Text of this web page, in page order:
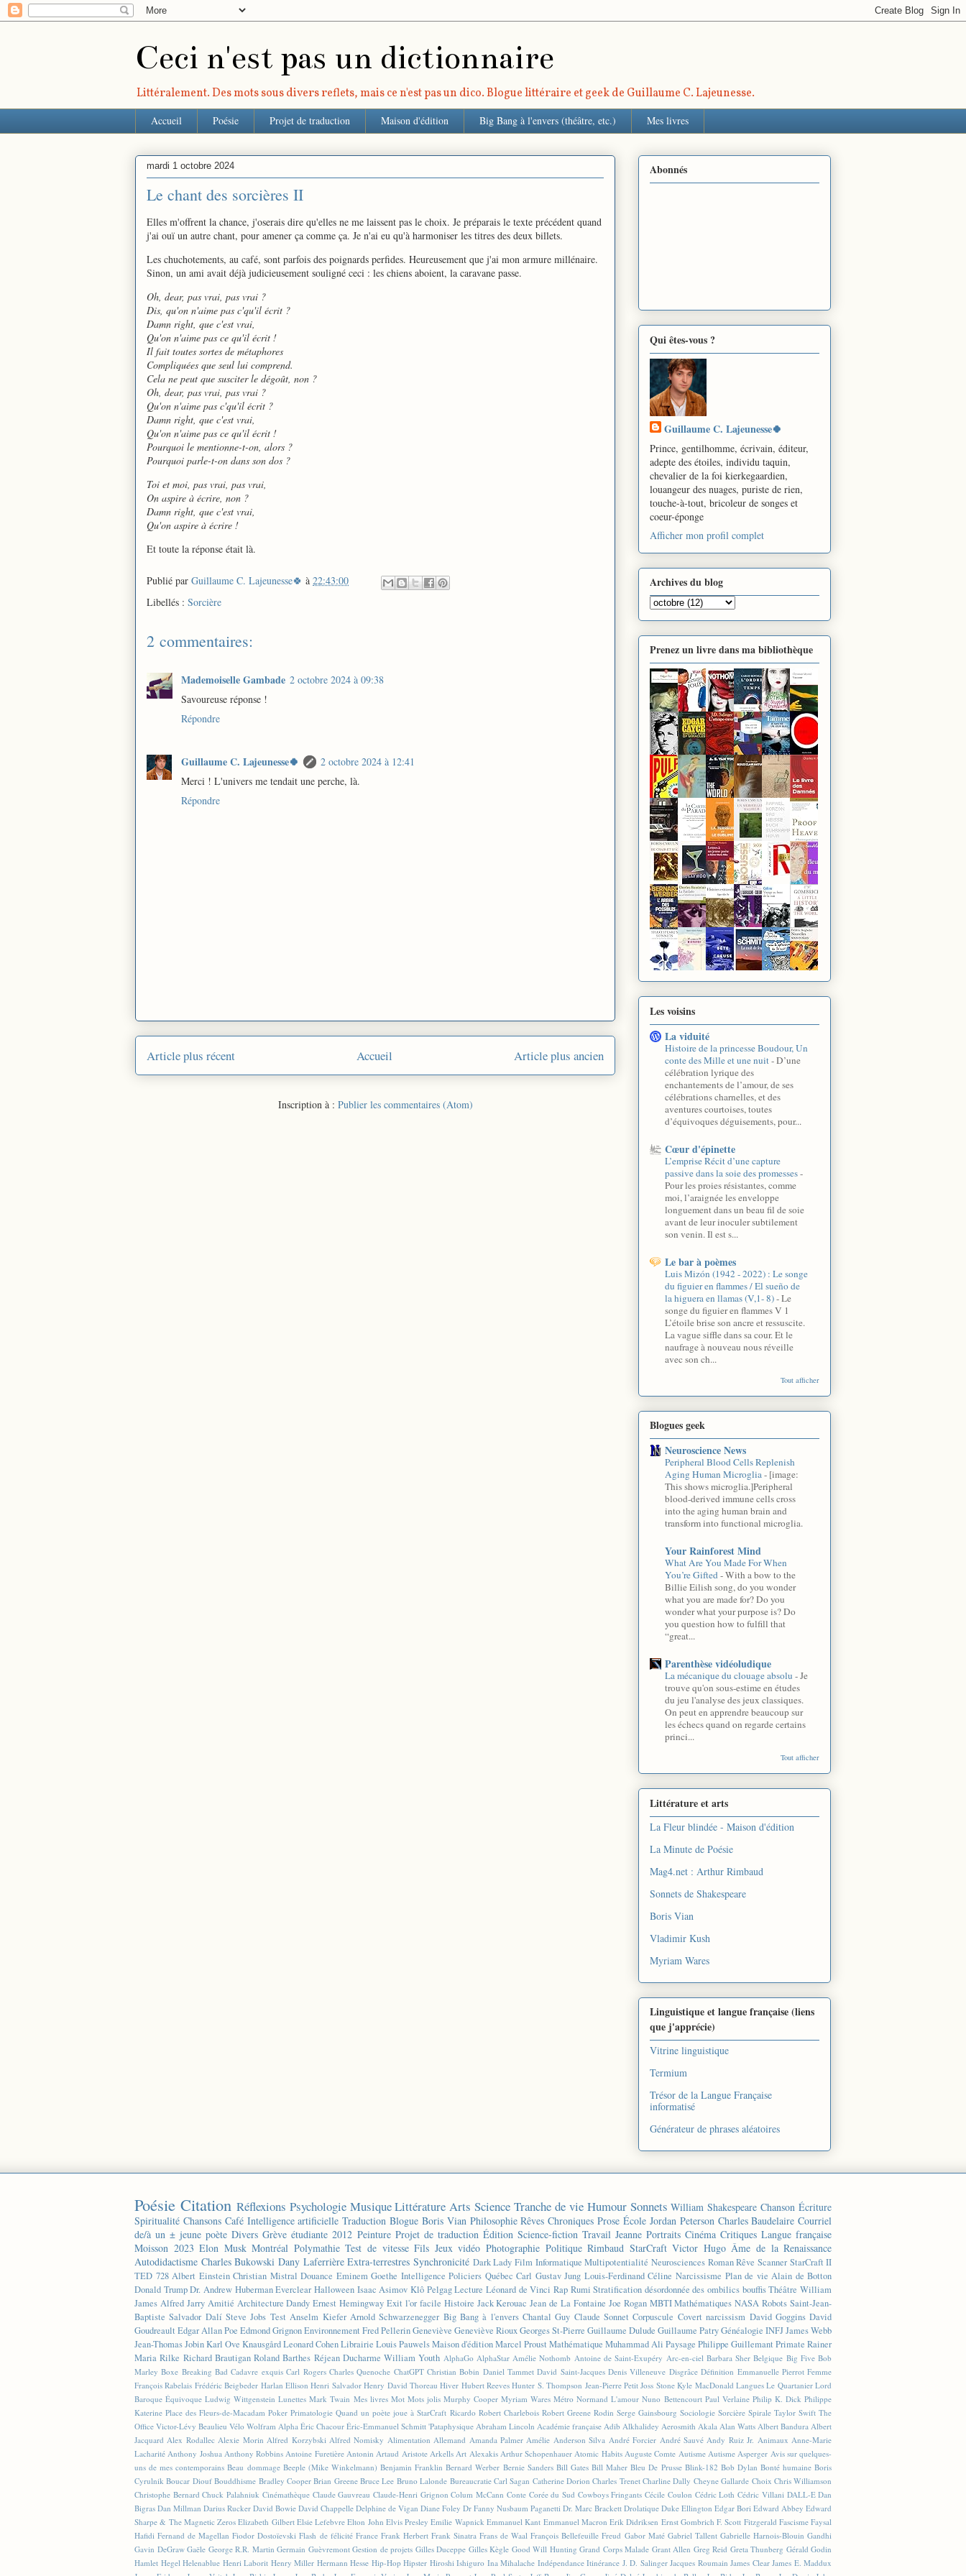
Ceci n'est pas un dictionnaire
Littéralement. Des mots sous divers reflets, mais ce n'est pas un dico. Blogue littéraire et geek de Guillaume C. Lajeunesse.
Accueil Poésie Projet de traduction Maison d'édition Big Bang à l'envers (théâtre, etc.) Mes livres
mardi 1 octobre 2024
Le chant des sorcières II
Elles m'offrent la chance, j'oserais dire qu'elles ne me laissent pas le choix. Je préparais le texte précédent quand
j'ai ouï un autre chant, pour amener ça comme ça. Je n'ai eu qu'à harmoniser les titres des deux billets.
Les chuchotements, au café, sont parfois des poignards perfides. Heureusement que j'ai mon armure millénaire.
Sinon, un ami avait déjà judicieusement souligné ceci : les chiens aboient, la caravane passe.
Oh, dear, pas vrai, pas vrai ?
Dis, qu'on n'aime pas c'qu'il écrit ?
Damn right, que c'est vrai,
Qu'on n'aime pas ce qu'il écrit !
Il fait toutes sortes de métaphores
Compliquées que seul lui comprend.
Cela ne peut que susciter le dégoût, non ?
Oh, dear, pas vrai, pas vrai ?
Qu'on n'aime pas c'qu'il écrit ?
Damn right, que c'est vrai,
Qu'on n'aime pas ce qu'il écrit !
Pourquoi le mentionne-t-on, alors ?
Pourquoi parle-t-on dans son dos ?
Toi et moi, pas vrai, pas vrai,
On aspire à écrire, non ?
Damn right, que c'est vrai,
Qu'on aspire à écrire !
Et toute la réponse était là.
Publié par Guillaume C. Lajeunesse🍀 à 22:43:00
Libellés : Sorcière
2 commentaires:
Mademoiselle Gambade 2 octobre 2024 à 09:38
Savoureuse réponse !
Répondre
Guillaume C. Lajeunesse🍀
2 octobre 2024 à 12:41
Merci ! L'univers me tendait une perche, là.
Répondre
Article plus récent Article plus ancien
Accueil
Inscription à : Publier les commentaires (Atom)
Abonnés
Qui êtes-vous ?
Guillaume C. Lajeunesse🍀
Prince, gentilhomme, écrivain, éditeur,
adepte des étoiles, individu taquin,
chevalier de la foi kierkegaardien,
louangeur des nuages, puriste de rien,
touche-à-tout, bricoleur de songes et
coeur-éponge
Afficher mon profil complet
Archives du blog
Prenez un livre dans ma bibliothèque
Les voisins
La viduité
Histoire de la princesse Boudour, Un
conte des Mille et une nuit-D’une
célébration lyrique des
enchantements de l’amour, de ses
célébrations charnelles, et des
aventures courtoises, toutes
d’équivoques déguisements, pour...
Cœur d'épinette
L’emprise Récit d’une capture
passive dans la soie des promesses-
Pour les proies résistantes, comme
moi, l’araignée les enveloppe
longuement dans un beau fil de soie
avant de leur inoculer subtilement
son venin. Il est s...
Le bar à poèmes
Luis Mizón (1942 - 2022) : Le songe
du figuier en flammes / El sueño de
la higuera en llamas (V,1- 8)-Le
songe du figuier en flammes V 1
L’étoile brise son ancre et ressuscite.
La vague siffle dans sa cour. Et le
naufrage à nouveau nous réveille
avec son ch...
Tout afficher
Blogues geek
Neuroscience News
Peripheral Blood Cells Replenish
Aging Human Microglia- [image:
This shows microglia.]Peripheral
blood-derived immune cells cross
into the aging human brain and
transform into functional microglia.
Your Rainforest Mind
What Are You Made For When
You’re Gifted-With a bow to the
Billie Eilish song, do you wonder
what you are made for? Do you
wonder what your purpose is? Do
you question how to fulfill that
“great...
Parenthèse vidéoludique
La mécanique du clouage absolu -Je
trouve qu'on sous-estime en études
du jeu l'analyse des jeux classiques.
On peut en apprendre beaucoup sur
les échecs quand on regarde certains
princi...
Tout afficher
Littérature et arts
La Fleur blindée - Maison d'édition
La Minute de Poésie
Mag4.net : Arthur Rimbaud
Sonnets de Shakespeare
Boris Vian
Vladimir Kush
Myriam Wares
Linguistique et langue française (liens
que j'apprécie)
Vitrine linguistique
Termium
Trésor de la Langue Française
informatisé
Générateur de phrases aléatoires
Poésie Citation Réflexions Psychologie Musique Littérature Arts Science Tranche de vie Humour Sonnets William Shakespeare Chanson Écriture
Spiritualité Chansons Café Intelligence artificielle Traduction Blogue Boris Vian Philosophie Rêves Chroniques Prose École Jordan Peterson Charles Baudelaire Courriel
de/à un ± jeune poète Divers Grève étudiante 2012 Peinture Projet de traduction Édition Science-fiction Travail Jeanne Portraits Cinéma Critiques Langue française
Moisson 2023 Elon Musk Montréal Polymathie Test de vitesse Fils Jeux vidéo Photographie Politique Rimbaud StarCraft Victor Hugo Âme de la Renaissance
Autodidactisme Charles Bukowski Dany Laferrière Extra-terrestres Synchronicité Dark Lady Film Informatique Multipotentialité Neurosciences Roman Rêve Scanner StarCraft II
TED 728 Albert Einstein Christian Mistral Douance Eminem Goethe Intelligence Policiers Québec Carl Gustav Jung Louis-Ferdinand Céline Narcissisme Plan de vie Alain de Botton
Donald Trump Dr. Andrew Huberman Everclear Halloween Isaac Asimov Klô Pelgag Lecture Léonard de Vinci Rap Rumi Stratification désordonnée des ombilics bouffis Théâtre William
James Alfred Jarry Amitié Architecture Dandy Ernest Hemingway Exit l'or facile Histoire Jack Kerouac Jean de La Fontaine Joe Rogan MBTI Mathématiques NASA Robots Saint-Jean-
Baptiste Salvador Dalí Steve Jobs Test Anselm Kiefer Arnold Schwarzenegger Big Bang à l'envers Chantal Guy Claude Sonnet Corpuscule Covert narcissism David Goggins David
Goudreault Edgar Allan Poe Edmond GrignonEnvironnement Fred PellerinGeneviève Geneviève RiouxGeorges St-Pierre Guillaume Dulude Guillaume PatryGénéalogie INFJJames Webb
Jean-Thomas JobinKarl Ove KnausgårdLeonard CohenLibrairie Louis PauwelsMaison d'éditionMarcel Proust Mathématique Muhammad Ali Paysage Philippe Guillemant Primate Rainer
Maria Rilke Richard Brautigan Roland Barthes Réjean Ducharme William Youth AlphaGo AlphaStar Amélie Nothomb Antoine de Saint-Exupéry Arc-en-ciel Barbara Sher Belgique Big Five Bob
Marley Boxe Breaking Bad Cadavre exquis Carl Rogers Charles Quenoche ChatGPT Christian Bobin Daniel Tammet David Saint-Jacques Denis Villeneuve Disgrâce Définition Emmanuelle Pierrot Femme
François Rabelais Frédéric Beigbeder Harlan Ellison Henri Salvador Henry David Thoreau Hiver Hubert Reeves Hunter S. Thompson Jean-Pierre Petit Joss Stone Kyle MacDonald Langues Le Quartanier Lord
Baroque Équivoque Ludwig Wittgenstein Lunettes Mark Twain Mes livres Mot Mots jolis Murphy Cooper Myriam Wares Métro Normand L'amour Nuno Bettencourt Paul Verlaine Philip K. Dick Philippe
Katerine Place des Fleurs-de-Macadam Poker Primatologie Quand un poète joue à StarCraft Ricardo Robert Charlebois Robert Greene Rodin Serge Gainsbourg Sociologie Sorcière Spirale Taylor Swift The
Office Victor-Lévy Beaulieu Vélo Wolfram Alpha Éric Chacour Éric-Emmanuel Schmitt 'Pataphysique Abraham Lincoln Académie française Adib Alkhalidey Aerosmith Akala Alan Watts Albert Bandura Albert
Jacquard Alex Rodallec Alexie Morin Alfred Korzybski Alfred Nomisky Alimentation Allemand Amanda Palmer Amélie Anderson Silva André Forcier André Sauvé Andy Ruiz Jr. Animaux Anne-Marie
Lacharité Anthony Joshua Anthony Robbins Antoine Furetière Antonin Artaud Aristote Arkells Art Alexakis Arthur Schopenhauer Atomic Habits Auguste Comte Autisme Autisme Asperger Avis sur quelques-
uns de mes contemporains Beau dommage Beeple (Mike Winkelmann) Benjamin Franklin Bernard Werber Bernie Sanders Bill Gates Bill Maher Bleu De Prusse Blink-182 Bob Dylan Bonté humaine Boris
Cyrulnik Boucar Diouf Bouddhisme Bradley Cooper Brian Greene Bruce Lee Bruno Lalonde Bureaucratie Carl Sagan Catherine Dorion Charles Trenet Charline Dally Cheyne Gallarde Choix Chris Williamson
Christophe Bernard Chuck Palahniuk Cinémathèque Claude Gauvreau Claude-Henri Grignon Colum McCann Conte Corée du Sud Cowboys Fringants Cécile Coulon Cédric Loth Cédric Villani DALL-E Dan
Bigras Dan Millman Darius Rucker David Bowie David Chappelle Delphine de Vigan Diane Foley Dr Fanny Nusbaum Paganetti Dr. Marc Brackett Drolatique Duke Ellington Edgar Bori Edward Abbey Edward
Sharpe & The Magnetic Zeros Elizabeth Gilbert Elsie Lefebvre Elton John Elvis Presley Emilie Wapnick Emmanuel Kant Emmanuel Macron Erik Didriksen Ernst Gombrich F. Scott Fitzgerald Fascisme Faysal
Hafidi Fernand de Magellan Fiodor Dostoïevski Flash de félicité France Frank Herbert Frank Sinatra Frans de Waal François Bellefeuille Freud Gabor Maté Gabriel Tallent Gabrielle Harnois-Blouin Gandhi
Gavin DeGraw Gaële George R.R. Martin Germain Guèvremont Gestion de projets Gilles Duceppe Gilles Kègle Good Will Hunting Grand Corps Malade Grant Allen Greg Reid Greta Thunberg Gérald Godin
Hamlet Hegel Helenablue Henri Laborit Henry Miller Hermann Hesse Hip-Hop Hipster Hiroshi Ishiguro Ina Mihalache Indépendance Itinérance J. D. Salinger Jacques Roumain James Clear James E. Maddux